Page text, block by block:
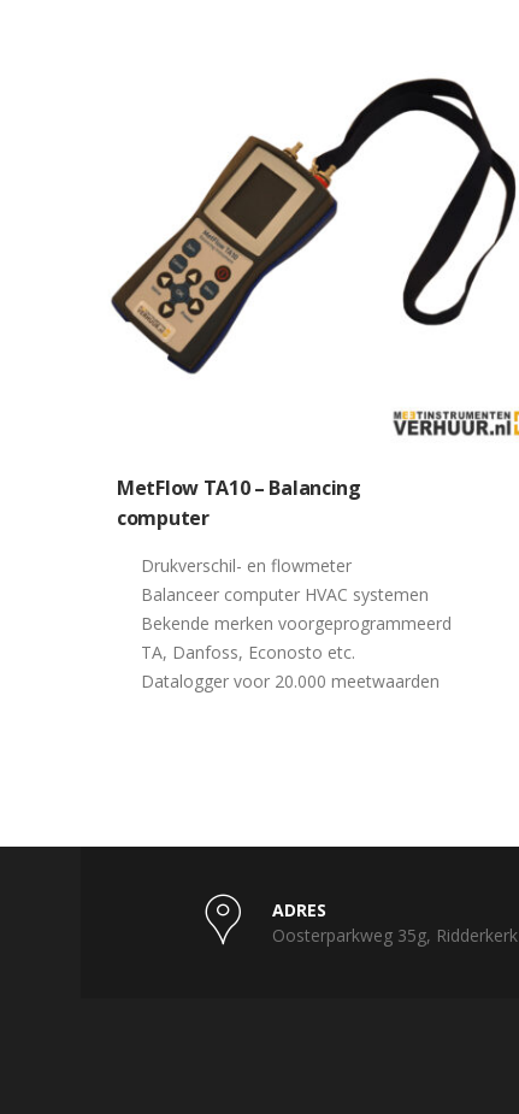
MetFlow TA10 – Balancing
computer
Drukverschil- en flowmeter
Balanceer computer HVAC systemen
Bekende merken voorgeprogrammeerd
TA, Danfoss, Econosto etc.
Datalogger voor 20.000 meetwaarden
ADRES
Oosterparkweg 35g, Ridderkerk